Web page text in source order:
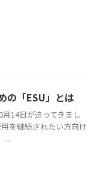
の「ESU」とは
14日が迫ってきまし
を継続されたい方向け
...